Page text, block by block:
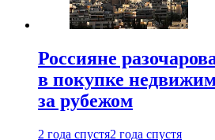
Россияне
в покупке
за рубежом
2 года спустя2 года спустя